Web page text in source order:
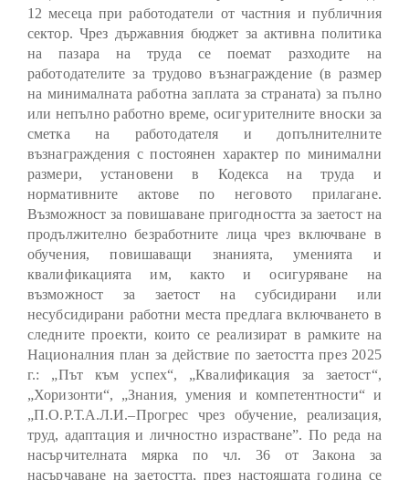
12 месеца при работодатели от частния и публичния
сектор. Чрез държавния бюджет за активна политика
на пазара на труда се поемат разходите на
работодателите за трудово възнаграждение (в размер
на минималната работна заплата за страната) за пълно
или непълно работно време, осигурителните вноски за
сметка на работодателя и допълнителните
възнаграждения с постоянен характер по минимални
размери, установени в Кодекса на труда и
нормативните актове по неговото прилагане.
Възможност за повишаване пригодността за заетост на
продължително безработните лица чрез включване в
обучения, повишаващи знанията, уменията и
квалификацията им, както и осигуряване на
възможност за заетост на субсидирани или
несубсидирани работни места предлага включването в
следните проекти, които се реализират в рамките на
Националния план за действие по заетостта през 2025
г.: „Път към успех“, „Квалификация за заетост“,
„Хоризонти“, „Знания, умения и компетентности“ и
„П.О.Р.Т.А.Л.И.–Прогрес чрез обучение, реализация,
труд, адаптация и личностно израстване”. По реда на
насърчителната мярка по чл. 36 от Закона за
насърчаване на заетостта, през настоящата година се